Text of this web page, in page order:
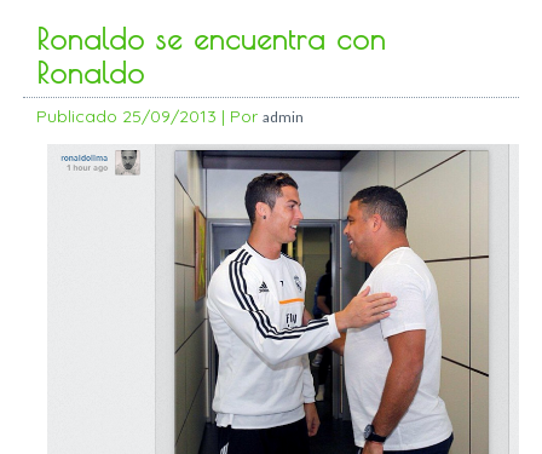
Ronaldo se encuentra con
Ronaldo
Publicado 25/09/2013 | Por admin